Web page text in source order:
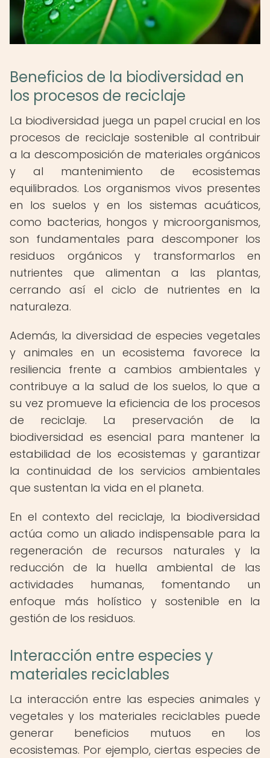
Beneficios de la biodiversidad en
los procesos de reciclaje
La biodiversidad juega un papel crucial en los
procesos de reciclaje sostenible al contribuir
a la descomposición de materiales orgánicos
y al mantenimiento de ecosistemas
equilibrados. Los organismos vivos presentes
en los suelos y en los sistemas acuáticos,
como bacterias, hongos y microorganismos,
son fundamentales para descomponer los
residuos orgánicos y transformarlos en
nutrientes que alimentan a las plantas,
cerrando así el ciclo de nutrientes en la
naturaleza.
Además, la diversidad de especies vegetales
y animales en un ecosistema favorece la
resiliencia frente a cambios ambientales y
contribuye a la salud de los suelos, lo que a
su vez promueve la eficiencia de los procesos
de reciclaje. La preservación de la
biodiversidad es esencial para mantener la
estabilidad de los ecosistemas y garantizar
la continuidad de los servicios ambientales
que sustentan la vida en el planeta.
En el contexto del reciclaje, la biodiversidad
actúa como un aliado indispensable para la
regeneración de recursos naturales y la
reducción de la huella ambiental de las
actividades humanas, fomentando un
enfoque más holístico y sostenible en la
gestión de los residuos.
Interacción entre especies y
materiales reciclables
La interacción entre las especies animales y
vegetales y los materiales reciclables puede
generar beneficios mutuos en los
ecosistemas. Por ejemplo, ciertas especies de